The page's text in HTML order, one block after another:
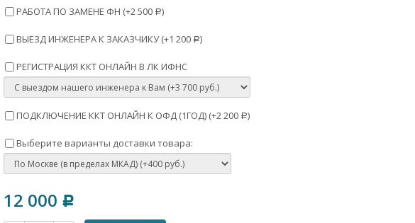
РАБОТА ПО ЗАМЕНЕ ФН (+2 500 Р)
ВЫЕЗД ИНЖЕНЕРА К ЗАКАЗЧИКУ (+1 200 Р)
РЕГИСТРАЦИЯ ККТ ОНЛАЙН В ЛК ИФНС
ПОДКЛЮЧЕНИЕ ККТ ОНЛАЙН К ОФД (1ГОД) (+2 200 Р)
Выберите варианты доставки товара:
12 000 Р